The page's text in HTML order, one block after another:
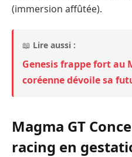
(immersion affûtée).
📖 Lire aussi :
Genesis frappe fort au
coréenne dévoile sa
Magma GT
racing en